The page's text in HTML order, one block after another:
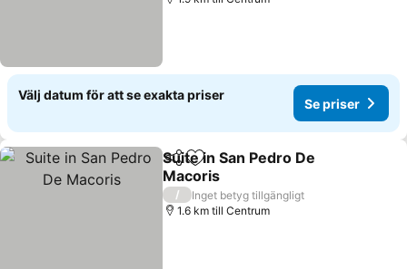
Välj datum för att se exakta priser
Se priser
Dela Lägg till i Mina Favoriter
Suite in San Pedro De
Macoris
/
Inget betyg tillgängligt
1.6 km till Centrum